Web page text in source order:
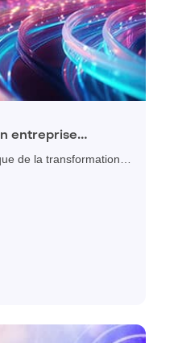
entreprise
de la transformation